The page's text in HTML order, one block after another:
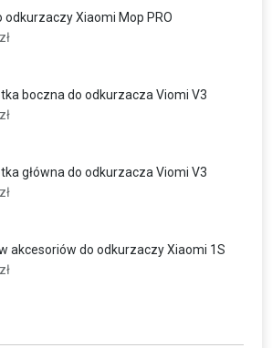
odkurzaczy Xiaomi Mop PRO
zł
boczna do odkurzacza Viomi V3
zł
główna do odkurzacza Viomi V3
zł
akcesoriów do odkurzaczy Xiaomi 1S
zł